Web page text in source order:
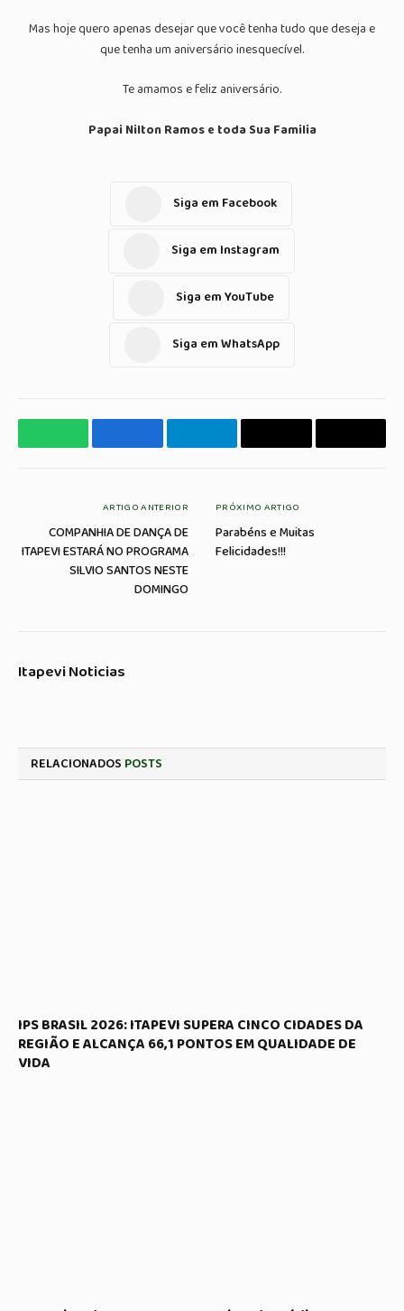
Mas hoje quero apenas desejar que você tenha tudo que deseja e
que tenha um aniversário inesquecível.
Te amamos e feliz aniversário.
Papai Nilton Ramos e toda Sua Familia
Siga em Facebook
Siga em Instagram
Siga em YouTube
Siga em WhatsApp
WhatsAppFacebook TelegramaCopiar
E-
ARTIGO ANTERIOR
COMPANHIA DE DANÇA DE
ITAPEVI ESTARÁ NO PROGRAMA
SILVIO SANTOS NESTE
DOMINGO
PRÓXIMO ARTIGO
Parabéns e Muitas
Felicidades!!!
Itapevi Noticias
RELACIONADOS POSTS
IPS BRASIL 2026: ITAPEVI SUPERA CINCO CIDADES DA
REGIÃO E ALCANÇA 66,1 PONTOS EM QUALIDADE DE
VIDA